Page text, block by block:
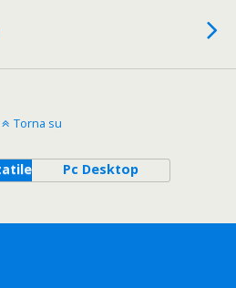
Torna su
Pc Desktop